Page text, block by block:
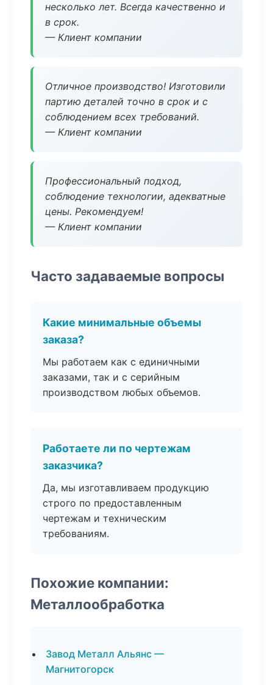
несколько лет. Всегда качественно и
в срок.
— Клиент компании
Отличное производство! Изготовили
партию деталей точно в срок и с
соблюдением всех требований.
— Клиент компании
Профессиональный подход,
соблюдение технологии, адекватные
цены. Рекомендуем!
— Клиент компании
Часто задаваемые вопросы
Какие минимальные объемы
заказа?
Мы работаем как с единичными
заказами, так и с серийным
производством любых объемов.
Работаете ли по чертежам
заказчика?
Да, мы изготавливаем продукцию
строго по предоставленным
чертежам и техническим
требованиям.
Похожие компании:
Металлообработка
Завод Металл Альянс —
Магнитогорск